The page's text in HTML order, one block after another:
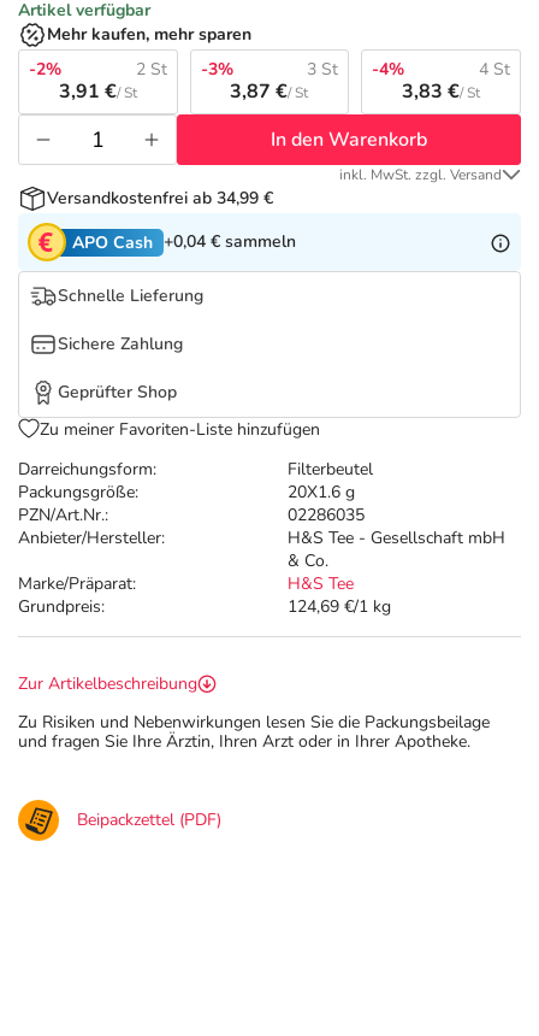
Tierapotheke
Vitamine & Mineralstoffe
Marken
Salus Deals
Darreichungsform:
Filterbeutel
Packungsgröße:
20X1.6 g
PZN/Art.Nr.:
02286035
Anbieter/Hersteller:
H&S Tee - Gesellschaft mbH
& Co.
Marke/Präparat:
H&S Tee
Grundpreis:
124,69 €/1 kg
Artikel verfügbar
Mehr kaufen, mehr sparen
-2%
2 St
3,91 €/ St
-3% 3 St
3,87 €/ St
-4% 4 St
3,83 €/ St
In den Warenkorb
inkl. MwSt. zzgl. Versand
Versandkostenfrei ab 34,99 €
APO Cash +0,04 € sammeln
Schnelle Lieferung
Sichere Zahlung
Geprüfter Shop
Zu meiner Favoriten-Liste hinzufügen
Zur Artikelbeschreibung
Zu Risiken und Nebenwirkungen lesen Sie die Packungsbeilage
und fragen Sie Ihre Ärztin, Ihren Arzt oder in Ihrer Apotheke.
Beipackzettel (PDF)